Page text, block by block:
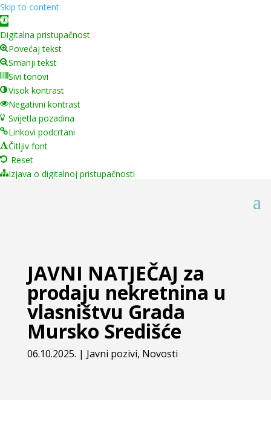
Skip to content
Open toolbar
Digitalna pristupačnost
Povećaj tekst
Smanji tekst
Sivi tonovi
Visok kontrast
Negativni kontrast
Svijetla pozadina
Linkovi podcrtani
Čitljiv font
Reset
Izjava o digitalnoj pristupačnosti
JAVNI NATJEČAJ za
prodaju nekretnina u
vlasništvu Grada
Mursko Središće
06.10.2025. | Javni pozivi, Novosti